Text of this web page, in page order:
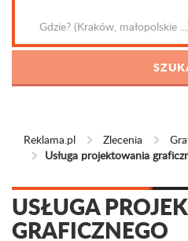
Reklama.pl Zlecenia
Usługa projektowania
USŁUGA
GRAFICZNEGO